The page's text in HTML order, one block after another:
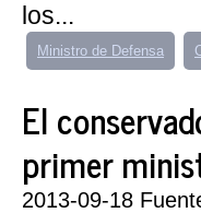
los...
Ministro de Defensa
El
primer
2013-09-18